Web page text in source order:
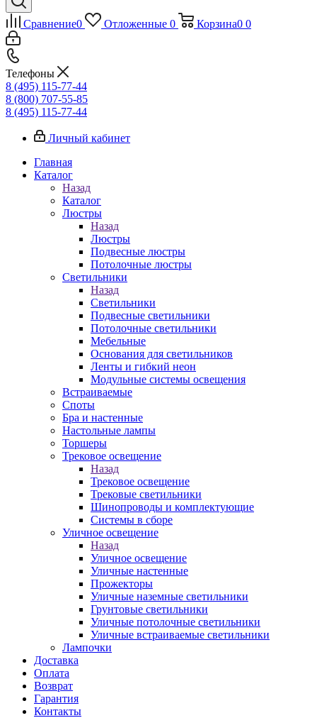
Сравнение0 Отложенные 0 Корзина0 0
Телефоны
8 (495) 115-77-44
8 (800) 707-55-85
8 (495) 115-77-44
Личный кабинет
Главная
Каталог
Назад
Каталог
Люстры
Назад
Люстры
Подвесные люстры
Потолочные люстры
Светильники
Назад
Светильники
Подвесные светильники
Потолочные светильники
Мебельные
Основания для светильников
Ленты и гибкий неон
Модульные системы освещения
Встраиваемые
Споты
Бра и настенные
Настольные лампы
Торшеры
Трековое освещение
Назад
Трековое освещение
Трековые светильники
Шинопроводы и комплектующие
Системы в сборе
Уличное освещение
Назад
Уличное освещение
Уличные настенные
Прожекторы
Уличные наземные светильники
Грунтовые светильники
Уличные потолочные светильники
Уличные встраиваемые светильники
Лампочки
Доставка
Оплата
Возврат
Гарантия
Контакты